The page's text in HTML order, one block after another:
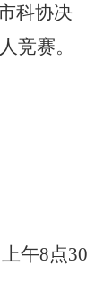
科协决
竞赛。
午8点30